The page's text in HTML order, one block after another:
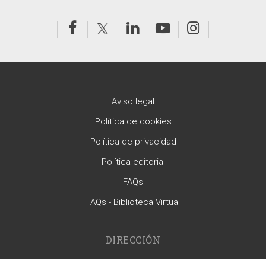
Aviso legal
Política de cookies
Política de privacidad
Política editorial
FAQs
FAQs - Biblioteca Virtual
DIRECCIÓN